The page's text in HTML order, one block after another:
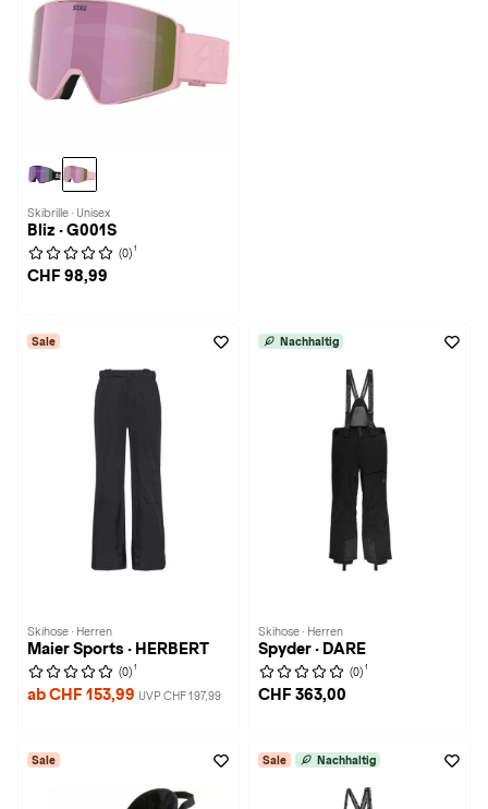
Skibrille · Unisex
Bliz · G001S
(0) 1
CHF 98,99
Sale
Skihose · Herren
Maier Sports · HERBERT
(0) 1
ab CHF 153,99 UVP CHF 197,99
Nachhaltig
Skihose · Herren
Spyder · DARE
(0) 1
CHF 363,00
Sale Sale Nachhaltig